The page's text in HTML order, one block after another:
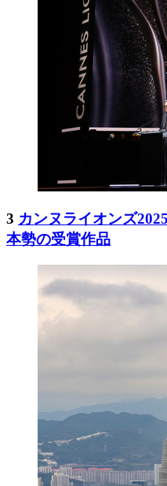
3 カンヌライオンズ
本勢の受賞作品